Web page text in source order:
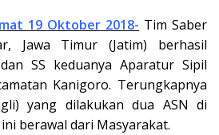
19 Oktober 2018- Tim Saber
Jawa Timur (Jatim) berhasil
SS keduanya Aparatur Sipil
Kanigoro. Terungkapnya
yang dilakukan dua ASN di
berawal dari Masyarakat.